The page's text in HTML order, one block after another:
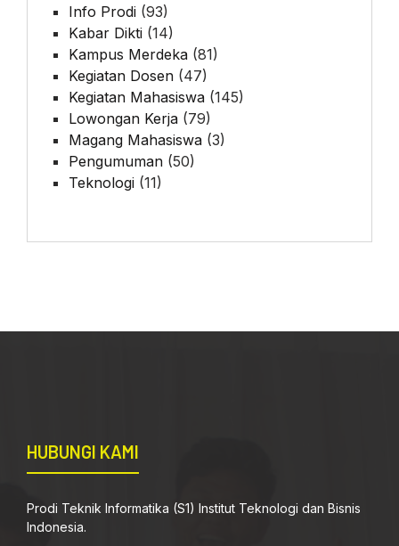
Info Prodi (93)
Kabar Dikti (14)
Kampus Merdeka (81)
Kegiatan Dosen (47)
Kegiatan Mahasiswa (145)
Lowongan Kerja (79)
Magang Mahasiswa (3)
Pengumuman (50)
Teknologi (11)
HUBUNGI KAMI
Prodi Teknik Informatika (S1) Institut Teknologi dan Bisnis
Indonesia.